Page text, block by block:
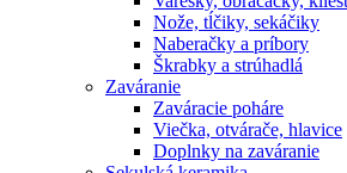
Nože, tĺčiky, sekáčiky
Naberačky a príbory
Škrabky a strúhadlá
Zaváranie
Zaváracie poháre
Viečka, otvárače, hlavice
Doplnky na zaváranie